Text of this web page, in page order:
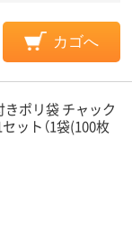
カゴへ
きポリ袋 チャック
ット（1袋(100枚